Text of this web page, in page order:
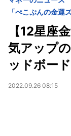
「ぺこぷんの金運
【12星座
気アップ
ッドボー
2022.09.26 08:15